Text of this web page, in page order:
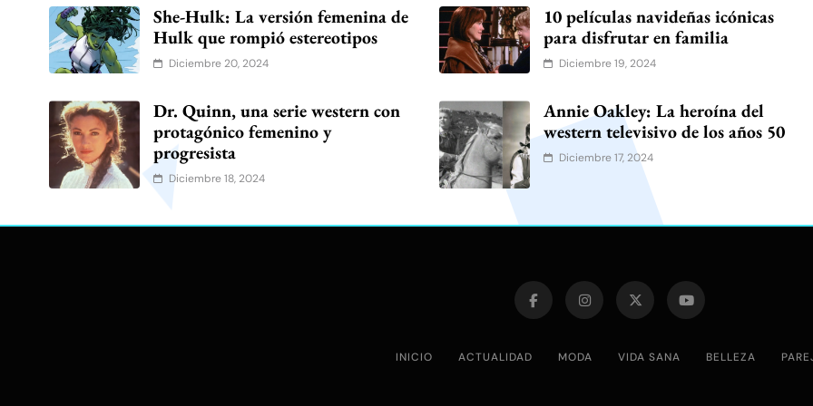
She-Hulk: La versión femenina de
Hulk que rompió estereotipos
Diciembre 20, 2024
10 películas navideñas icónicas
para disfrutar en familia
Diciembre 19, 2024
Dr. Quinn, una serie western con
protagónico femenino y
progresista
Diciembre 18, 2024
Annie Oakley: La heroína del
western televisivo de los años 50
Diciembre 17, 2024
INICIO ACTUALIDAD MODA VIDA SANA BELLEZA